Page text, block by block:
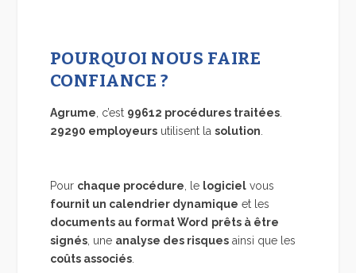
POURQUOI NOUS FAIRE
CONFIANCE ?
Agrume, c’est 99612 procédures traitées.
29290 employeursutilisent la solution.
Pour chaque procédure , le logicielvous
fournit un calendrier dynamique et les
documents au format Word prêts à être
signés, une analyse des risquesainsi que les
coûts associés.